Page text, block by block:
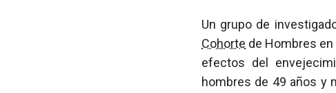
Un grupo de
Cohorte de Hombres en
efectos del
hombres de 49 años y